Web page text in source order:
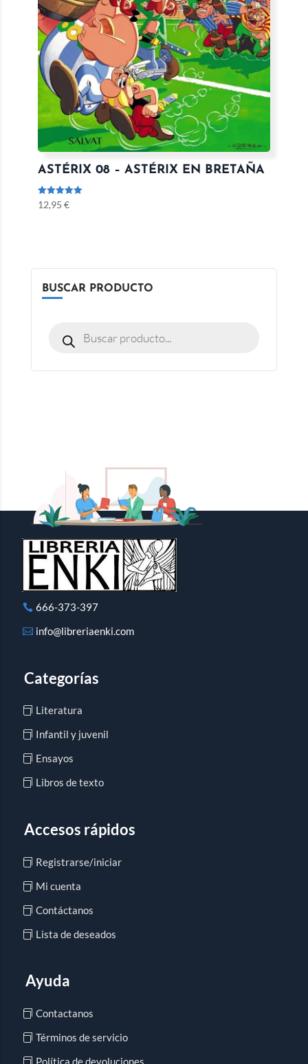
ASTÉRIX 08 – ASTÉRIX EN BRETAÑA
Valorado
con
12,95 €
BUSCAR PRODUCTO
666-373-397
info@libreriaenki.com
Categorías
Literatura
Infantil y juvenil
Ensayos
Libros de texto
Accesos rápidos
Registrarse/iniciar
Mi cuenta
Contáctanos
Lista de deseados
Ayuda
Contactanos
Términos de servicio
Política de devoluciones